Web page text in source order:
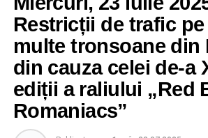
Restricții de trafic pe
multe tronsoane din
din cauza celei de-a
ediții a raliului „Red
Romaniacs”